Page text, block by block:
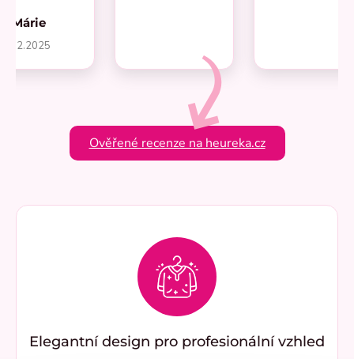
Márie
1.2.2025
Ověřené recenze na heureka.cz
Elegantní design pro profesionální vzhled